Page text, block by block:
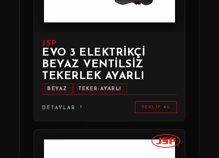
JSP
EVO 3 ELEKTRIKÇI
BEYAZ VENTILSIZ
TEKERLEK AYARLI
BEYAZ TEKER-AYARLI
DETAYLAR TEKLIF AL